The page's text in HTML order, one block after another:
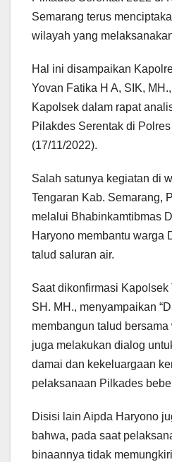
Semarang terus
wilayah yang
Hal ini disampaikan
Yovan Fatika H A, SIK,
Kapolsek dalam rapat
Pilakdes Serentak di
(17/11/2022).
Salah satunya kegiatan di
Tengaran Kab. Semarang,
melalui Bhabinkamtibmas
Haryono membantu warga
talud saluran air.
Saat dikonfirmasi
SH. MH., menyampaikan
membangun talud
juga melakukan dialog
damai dan kekeluargaan
pelaksanaan Pilkades
Disisi lain Aipda Haryono
bahwa, pada saat
binaannya tidak